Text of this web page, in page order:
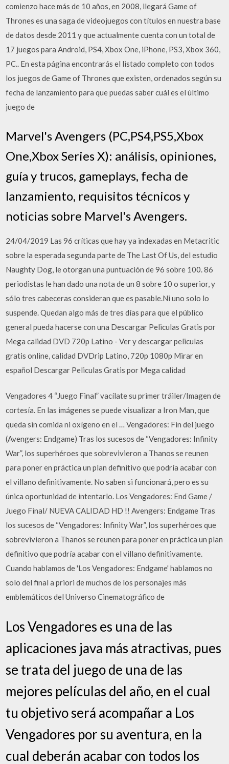
comienzo hace más de 10 años, en 2008, llegará Game of
Thrones es una saga de videojuegos con títulos en nuestra base
de datos desde 2011 y que actualmente cuenta con un total de
17 juegos para Android, PS4, Xbox One, iPhone, PS3, Xbox 360,
PC.. En esta página encontrarás el listado completo con todos
los juegos de Game of Thrones que existen, ordenados según su
fecha de lanzamiento para que puedas saber cuál es el último
juego de
Marvel's Avengers (PC,PS4,PS5,Xbox
One,Xbox Series X): análisis, opiniones,
guía y trucos, gameplays, fecha de
lanzamiento, requisitos técnicos y
noticias sobre Marvel's Avengers.
24/04/2019 Las 96 críticas que hay ya indexadas en Metacritic
sobre la esperada segunda parte de The Last Of Us, del estudio
Naughty Dog, le otorgan una puntuación de 96 sobre 100. 86
periodistas le han dado una nota de un 8 sobre 10 o superior, y
sólo tres cabeceras consideran que es pasable.Ni uno solo lo
suspende. Quedan algo más de tres días para que el público
general pueda hacerse con una Descargar Peliculas Gratis por
Mega calidad DVD 720p Latino - Ver y descargar peliculas
gratis online, calidad DVDrip Latino, 720p 1080p Mirar en
español Descargar Peliculas Gratis por Mega calidad
Vengadores 4 “Juego Final” vacílate su primer tráiler/Imagen de
cortesía. En las imágenes se puede visualizar a Iron Man, que
queda sin comida ni oxígeno en el … Vengadores: Fin del juego
(Avengers: Endgame) Tras los sucesos de “Vengadores: Infinity
War”, los superhéroes que sobrevivieron a Thanos se reunen
para poner en práctica un plan definitivo que podría acabar con
el villano definitivamente. No saben si funcionará, pero es su
única oportunidad de intentarlo. Los Vengadores: End Game /
Juego Final/ NUEVA CALIDAD HD !! Avengers: Endgame Tras
los sucesos de “Vengadores: Infinity War”, los superhéroes que
sobrevivieron a Thanos se reunen para poner en práctica un plan
definitivo que podría acabar con el villano definitivamente.
Cuando hablamos de 'Los Vengadores: Endgame' hablamos no
solo del final a priori de muchos de los personajes más
emblemáticos del Universo Cinematográfico de
Los Vengadores es una de las
aplicaciones java más atractivas, pues
se trata del juego de una de las
mejores películas del año, en el cual
tu objetivo será acompañar a Los
Vengadores por su aventura, en la
cual deberán acabar con todos los